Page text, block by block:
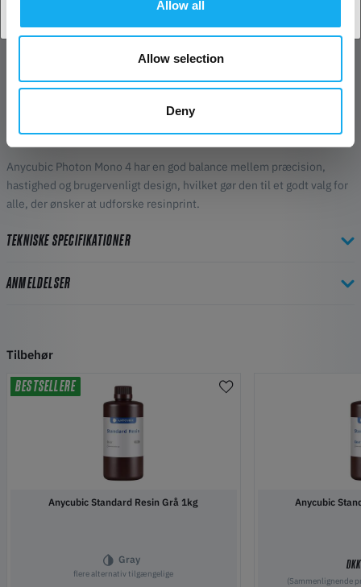
Allow all
Allow selection
Deny
prototyper til bærbare genstande.
Med en strømgenoptagelsesfunktion kan Photon Mono 4 fortsætte
udskrivningen, hvor den slap, efter en pludselig strømafbrydelse,
hvilket reducerer materialespild og sparer tid.
Anycubic Photon Mono 4 har en god balance mellem præcision,
hastighed og brugervenligt design, hvilket gør den til et godt valg for
alle, der ønsker at udforske resinprint.
TEKNISKE SPECIFIKATIONER
ANMELDELSER
Tilbehør
BESTSELLERE
Anycubic Standard Resin Grå 1kg
Gray
flere alternativ tilgængelige
Anycubic
DKK
(Sammenlignende